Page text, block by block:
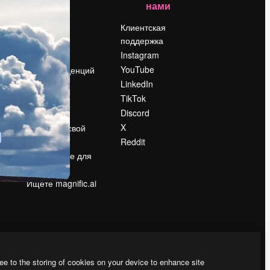
О нас
Reviews
Вакансии
Поиск тенденций
Блог
События
Slidesgo
Продайте свой
контент
Помещение для
прессы
Ищете magnific.ai
нами
Клиентская
поддержка
Instagram
YouTube
LinkedIn
TikTok
Discord
X
Reddit
to the storing of cookies on your device to enhance site